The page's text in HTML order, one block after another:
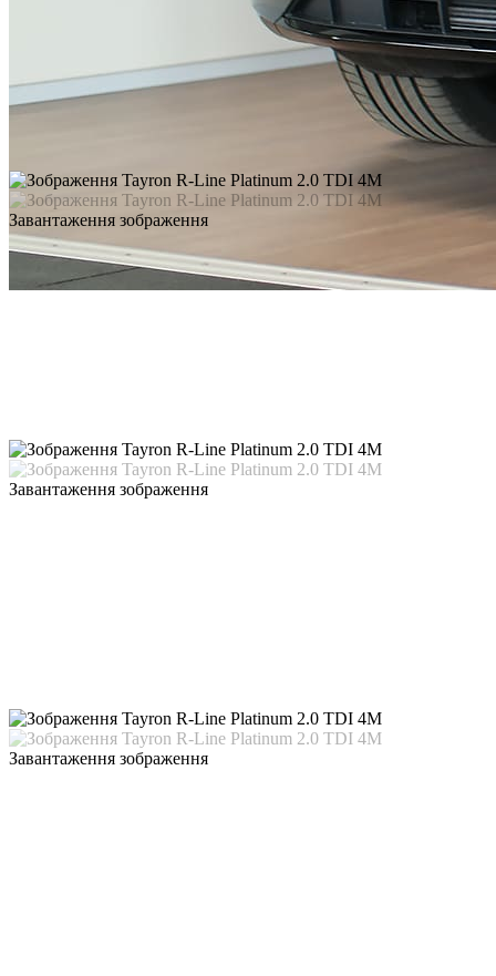
Завантаження зображення
Завантаження зображення
Завантаження зображення